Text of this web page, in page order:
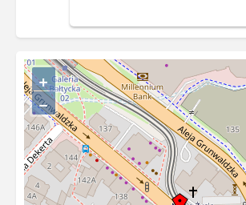
znajduje się brama i przejście do
Ritterhof zwane Privetweg, gdzie
Kazimierz Wiłkomirski.
+
−